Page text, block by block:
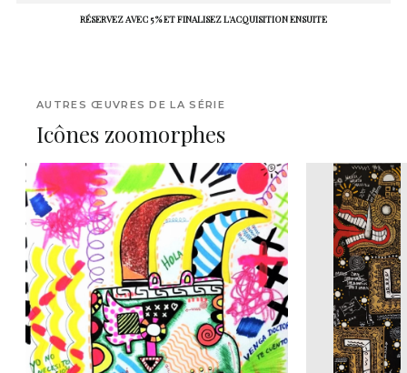
RÉSERVEZ AVEC 5 % ET FINALISEZ L'ACQUISITION ENSUITE
AUTRES ŒUVRES DE LA SÉRIE
Icônes zoomorphes